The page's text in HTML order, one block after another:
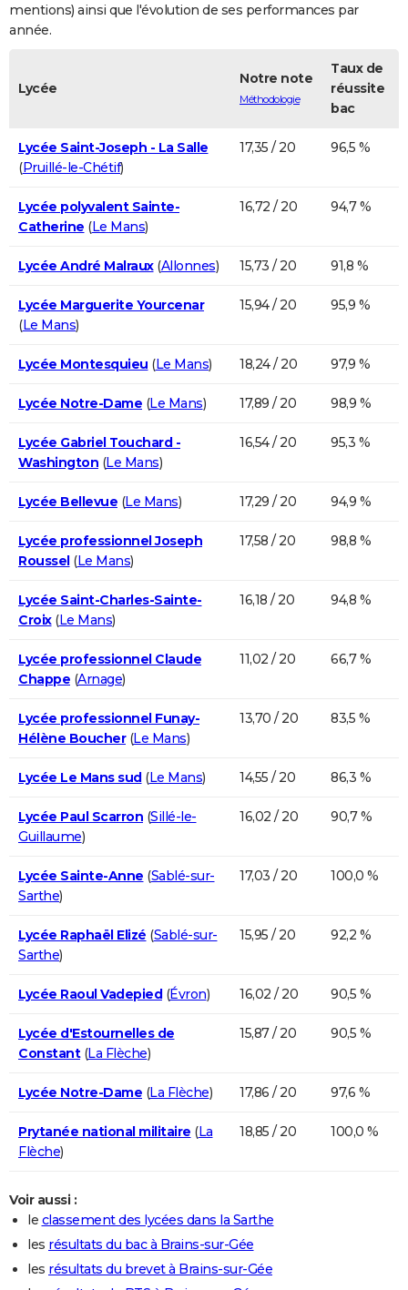
Bricolage
Lifestyle
Culture
Sport
Auto
Television
Voyage
Cinema
mentions) ainsi que l'évolution de ses performances par
année.
Lycée
Notre note
Méthodologie
Taux de
réussite
bac
Lycée Saint-Joseph - La Salle
(Pruillé-le-Chétif)
17,35 / 20 96,5 %
Lycée polyvalent Sainte-
Catherine (Le Mans)
16,72 / 20 94,7 %
Lycée André Malraux(Allonnes) 15,73 / 20 91,8 %
Lycée Marguerite Yourcenar
(Le Mans)
15,94 / 20 95,9 %
Lycée Montesquieu (Le Mans) 18,24 / 20 97,9 %
Lycée Notre-Dame (Le Mans) 17,89 / 20 98,9 %
Lycée Gabriel Touchard -
Washington (Le Mans)
16,54 / 20 95,3 %
Lycée Bellevue (Le Mans) 17,29 / 20 94,9 %
Lycée professionnel Joseph
Roussel(Le Mans)
17,58 / 20 98,8 %
Lycée Saint-Charles-Sainte-
Croix(Le Mans)
16,18 / 20 94,8 %
Lycée professionnel Claude
Chappe (Arnage)
11,02 / 20 66,7 %
Lycée professionnel Funay-
Hélène Boucher(Le Mans)
13,70 / 20 83,5 %
Lycée Le Mans sud(Le Mans) 14,55 / 20 86,3 %
Lycée Paul Scarron (Sillé-le-
Guillaume)
16,02 / 20 90,7 %
Lycée Sainte-Anne (Sablé-sur-
Sarthe)
17,03 / 20 100,0 %
Lycée Raphaël Elizé (Sablé-sur-
Sarthe)
15,95 / 20 92,2 %
Lycée Raoul Vadepied(Évron) 16,02 / 20 90,5 %
Lycée d'Estournelles de
Constant(La Flèche)
15,87 / 20 90,5 %
Lycée Notre-Dame (La Flèche) 17,86 / 20 97,6 %
Prytanée national militaire (La
Flèche)
18,85 / 20 100,0 %
Voir aussi :
le classement des lycées dans la Sarthe
les résultats du bac à Brains-sur-Gée
les résultats du brevet à Brains-sur-Gée